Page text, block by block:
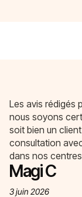
Les avis rédigés
nous soyons
soit bien un
consultation
dans nos
Magi C
3 juin 2026